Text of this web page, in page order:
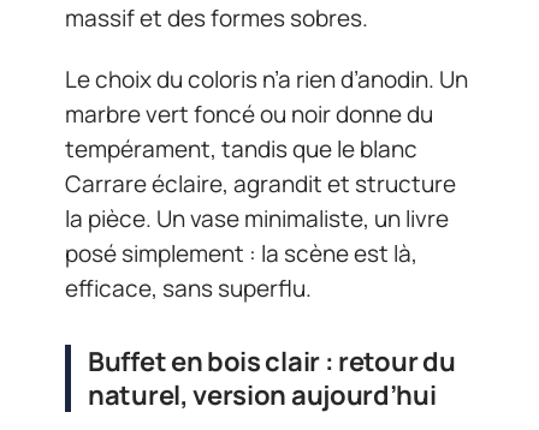
massif et des formes sobres.
Le choix du coloris n’a rien d’anodin. Un
marbre vert foncé ou noir donne du
tempérament, tandis que le blanc
Carrare éclaire, agrandit et structure
la pièce. Un vase minimaliste, un livre
posé simplement : la scène est là,
efficace, sans superflu.
Buffet en bois clair : retour du
naturel, version aujourd’hui